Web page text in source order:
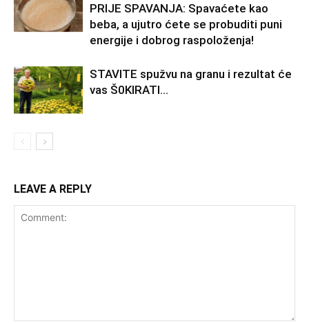
PRIJE SPAVANJA: Spavaćete kao
beba, a ujutro ćete se probuditi puni
energije i dobrog raspoloženja!
STAVlTE spužvu na granu i rezultat će
vas Š0KlRATl…
LEAVE A REPLY